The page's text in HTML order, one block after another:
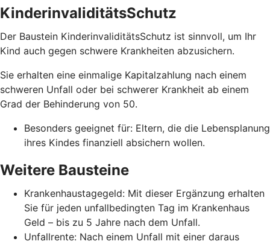
KinderinvaliditätsSchutz
Der Baustein KinderinvaliditätsSchutz ist sinnvoll, um Ihr
Kind auch gegen schwere Krankheiten abzusichern.
Sie erhalten eine einmalige Kapitalzahlung nach einem
schweren Unfall oder bei schwerer Krankheit ab einem
Grad der Behinderung von 50.
Besonders geeignet für: Eltern, die die Lebensplanung
ihres Kindes finanziell absichern wollen.
Weitere Bausteine
Krankenhaustagegeld: Mit dieser Ergänzung erhalten
Sie für jeden unfallbedingten Tag im Krankenhaus
Geld – bis zu 5 Jahre nach dem Unfall.
Unfallrente: Nach einem Unfall mit einer daraus